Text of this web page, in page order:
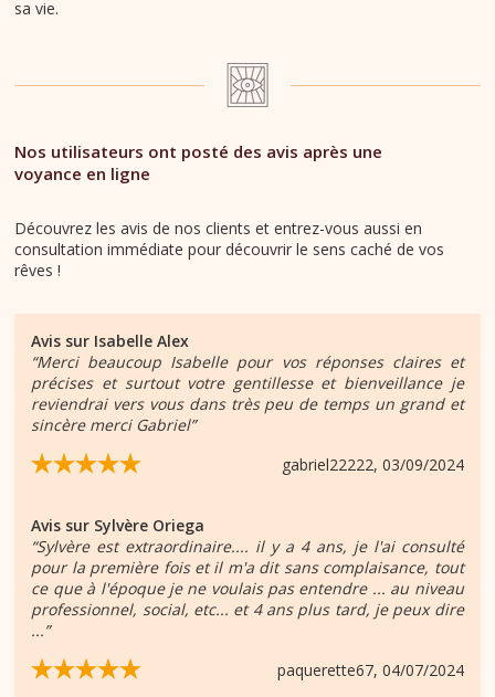
sa vie.
Nos utilisateurs ont posté des avis après une
voyance en ligne
Découvrez les avis de nos clients et entrez-vous aussi en
consultation immédiate pour découvrir le sens caché de vos
rêves !
Avis sur Isabelle Alex
“Merci beaucoup Isabelle pour vos réponses claires et
précises et surtout votre gentillesse et bienveillance je
reviendrai vers vous dans très peu de temps un grand et
sincère merci Gabriel”
gabriel22222, 03/09/2024
Avis sur Sylvère Oriega
“Sylvère est extraordinaire.... il y a 4 ans, je l'ai consulté
pour la première fois et il m'a dit sans complaisance, tout
ce que à l'époque je ne voulais pas entendre ... au niveau
professionnel, social, etc... et 4 ans plus tard, je peux dire
...”
paquerette67, 04/07/2024